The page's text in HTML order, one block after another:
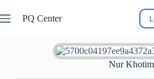
PQ Center
Nur Khotim